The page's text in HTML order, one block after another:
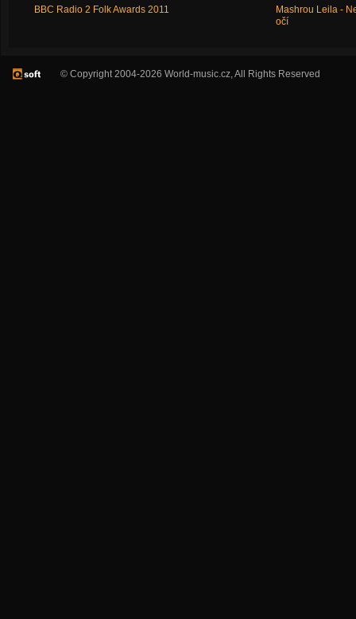
BBC Radio 2 Folk Awards 2011
Mashrou Leila -
očí
© Copyright 2004-2026 World-music.cz, All Rights Reserved